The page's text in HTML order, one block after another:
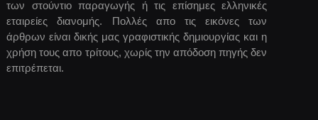
των στούντιο παραγωγής ή τις επίσημες ελληνικές
εταιρείες διανομής. Πολλές απο τις εικόνες των
άρθρων είναι δικής μας γραφιστικής δημιουργίας και η
χρήση τους απο τρίτους, χωρίς την απόδοση πηγής δεν
επιτρέπεται.